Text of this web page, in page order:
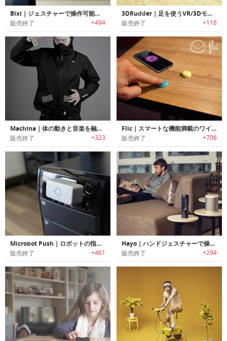
Bixi｜ジェスチャーで操作可能なスマートワイヤレスコントローラー「ビクシー」
販売終了 +494
3DRudder｜足を使うVR/3Dモーションコントローラー「3Dラダー」
販売終了 +118
Machina｜体の動きと音楽を融合させるウェアラブルインタフェース
販売終了 +323
Flic｜スマートな機能満載のワイヤレスボタン
販売終了 +706
Microbot Push｜ロボットの指がボタンをプッシュ「マイクロプッシュ」
販売終了 +461
Hayo｜ハンドジェスチャーで操作可能なスマートホームコントローラー「ヘイヨー」
販売終了 +294